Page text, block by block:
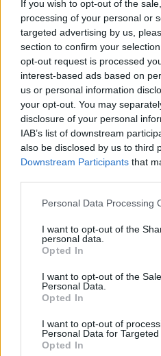
If you wish to opt-out of the
processing of your personal or
targeted advertising by us,
section to confirm your
opt-out request is processed
interest-based ads based on
us or personal information
your opt-out. You may
disclosure of your personal
IAB’s list of downstream
also be disclosed by us to third
Downstream Participants that
Please note that this website/
not limited to your visit or
grant or deny consent to
use your data for below
consent section.
Personal Data Processing
I want to opt-out of the
personal data.
Opted In
I want to opt-out of the
Personal Data.
Opted In
I want to opt-out of
Personal Data for Targeted
Opted In
Egy új munkakör vagy
határokat felállítani.
és nyugodtan a
következőképpen:„Sürgős
is elérhető vagyok, de a
következő munkanapon
Kommunikálj
tisztán!
A félreértések elkerülése
nem szeretnél munkahelyi
akkor azt tudasd előre a